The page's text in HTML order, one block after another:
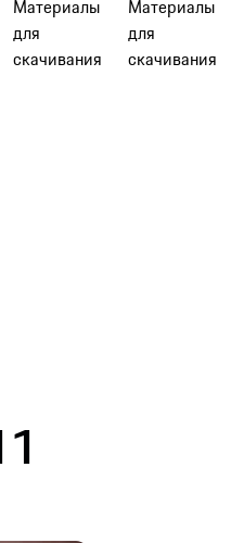
Материалы
для
скачивания
Материалы
для
скачивания